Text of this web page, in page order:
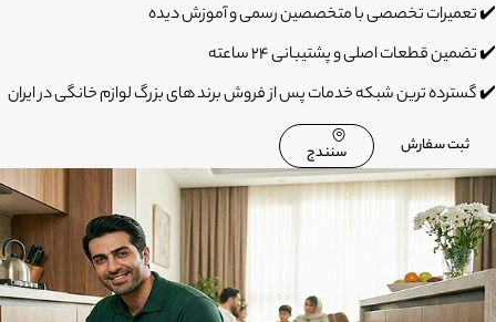
✔️ تعمیرات تخصصی با متخصصین رسمی و آموزش دیده
✔️ تضمین قطعات اصلی و پشتیبانی 24 ساعته
✔️ گسترده ترین شبکه خدمات پس از فروش برند های بزرگ لوازم خانگی در ایران
ثبت سفارش سنندج